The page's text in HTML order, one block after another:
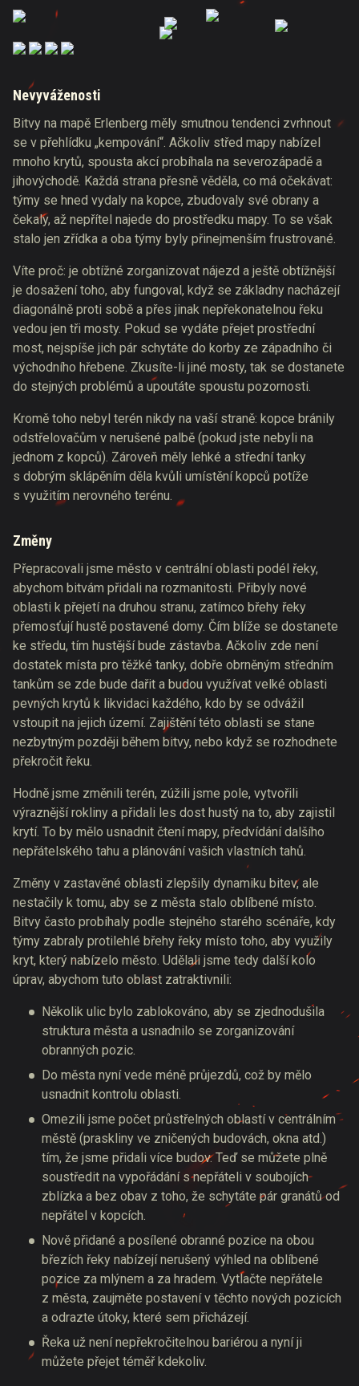
Nevyváženosti
Bitvy na mapě Erlenberg měly smutnou tendenci zvrhnout
se v přehlídku „kempování“. Ačkoliv střed mapy nabízel
mnoho krytů, spousta akcí probíhala na severozápadě a
jihovýchodě. Každá strana přesně věděla, co má očekávat:
týmy se hned vydaly na kopce, zbudovaly své obrany a
čekaly, až nepřítel najede do prostředku mapy. To se však
stalo jen zřídka a oba týmy byly přinejmenším frustrované.
Víte proč: je obtížné zorganizovat nájezd a ještě obtížnější
je dosažení toho, aby fungoval, když se základny nacházejí
diagonálně proti sobě a přes jinak nepřekonatelnou řeku
vedou jen tři mosty. Pokud se vydáte přejet prostřední
most, nejspíše jich pár schytáte do korby ze západního či
východního hřebene. Zkusíte-li jiné mosty, tak se dostanete
do stejných problémů a upoutáte spoustu pozornosti.
Kromě toho nebyl terén nikdy na vaší straně: kopce bránily
odstřelovačům v nerušené palbě (pokud jste nebyli na
jednom z kopců). Zároveň měly lehké a střední tanky
s dobrým sklápěním děla kvůli umístění kopců potíže
s využitím nerovného terénu.
Změny
Přepracovali jsme město v centrální oblasti podél řeky,
abychom bitvám přidali na rozmanitosti. Přibyly nové
oblasti k přejetí na druhou stranu, zatímco břehy řeky
přemosťují hustě postavené domy. Čím blíže se dostanete
ke středu, tím hustější bude zástavba. Ačkoliv zde není
dostatek místa pro těžké tanky, dobře obrněným středním
tankům se zde bude dařit a budou využívat velké oblasti
pevných krytů k likvidaci každého, kdo by se odvážil
vstoupit na jejich území. Zajištění této oblasti se stane
nezbytným později během bitvy, nebo když se rozhodnete
překročit řeku.
Hodně jsme změnili terén, zúžili jsme pole, vytvořili
výraznější rokliny a přidali les dost hustý na to, aby zajistil
krytí. To by mělo usnadnit čtení mapy, předvídání dalšího
nepřátelského tahu a plánování vašich vlastních tahů.
Změny v zastavěné oblasti zlepšily dynamiku bitev, ale
nestačily k tomu, aby se z města stalo oblíbené místo.
Bitvy často probíhaly podle stejného starého scénáře, kdy
týmy zabraly protilehlé břehy řeky místo toho, aby využily
kryt, který nabízelo město. Udělali jsme tedy další kolo
úprav, abychom tuto oblast zatraktivnili:
Několik ulic bylo zablokováno, aby se zjednodušila
struktura města a usnadnilo se zorganizování
obranných pozic.
Do města nyní vede méně průjezdů, což by mělo
usnadnit kontrolu oblasti.
Omezili jsme počet průstřelných oblastí v centrálním
městě (praskliny ve zničených budovách, okna atd.)
tím, že jsme přidali více budov. Teď se můžete plně
soustředit na vypořádání s nepřáteli v soubojích
zblízka a bez obav z toho, že schytáte pár granátů od
nepřátel v kopcích.
Nově přidané a posílené obranné pozice na obou
březích řeky nabízejí nerušený výhled na oblíbené
pozice za mlýnem a za hradem. Vytlačte nepřátele
z města, zaujměte postavení v těchto nových pozicích
a odrazte útoky, které sem přicházejí.
Řeka už není nepřekročitelnou bariérou a nyní ji
můžete přejet téměř kdekoliv.